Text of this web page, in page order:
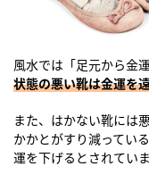
風水では「足元から金
状態の悪い靴は金運を
また、はかない靴には
かかとがすり減ってい
運を下げるとされていま